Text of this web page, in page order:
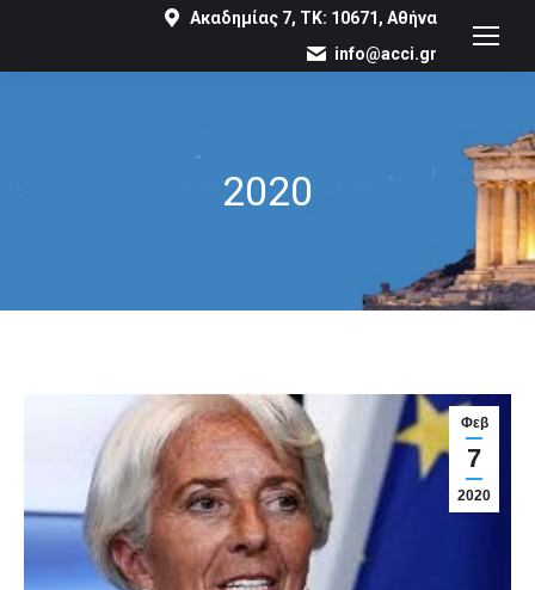
Ακαδημίας 7, ΤΚ: 10671, Αθήνα
info@acci.gr
2020
You are here:
Φεβ
7
2020